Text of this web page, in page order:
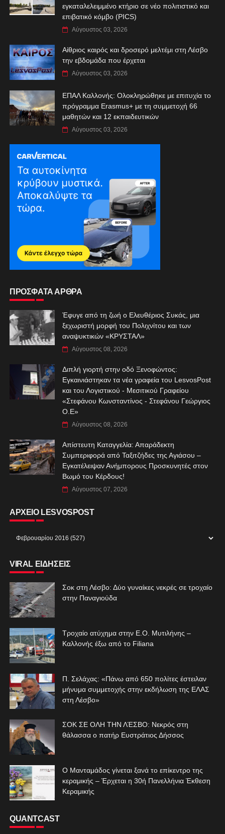
εγκαταλελειμμένο κτήριο σε νέο πολιτιστικό και
επιβατικό κόμβο (PICS)
Αύγουστος 03, 2026
Αίθριος καιρός και δροσερό μελτέμι στη Λέσβο
την εβδομάδα που έρχεται
Αύγουστος 03, 2026
ΕΠΑΛ Καλλονής: Ολοκληρώθηκε με επιτυχία το
πρόγραμμα Erasmus+ με τη συμμετοχή 66
μαθητών και 12 εκπαιδευτικών
Αύγουστος 03, 2026
ΠΡΟΣΦΑΤΑ ΑΡΘΡΑ
Έφυγε από τη ζωή ο Ελευθέριος Συκάς, μια
ξεχωριστή μορφή του Πολιχνίτου και των
αναψυκτικών «ΚΡΥΣΤΑΛ»
Αύγουστος 08, 2026
Διπλή γιορτή στην οδό Ξενοφώντος:
Εγκαινιάστηκαν τα νέα γραφεία του LesvosPost
και του Λογιστικού - Μεσιτικού Γραφείου
«Στεφάνου Κωνσταντίνος - Στεφάνου Γεώργιος
Ο.Ε»
Αύγουστος 08, 2026
Απίστευτη Καταγγελία: Απαράδεκτη
Συμπεριφορά από Ταξιτζήδες της Αγιάσου –
Εγκατέλειψαν Ανήμπορους Προσκυνητές στον
Βωμό του Κέρδους!
Αύγουστος 07, 2026
ΑΡΧΕΙΟ LESVOSPOST
VIRAL ΕΙΔΗΣΕΙΣ
Σοκ στη Λέσβο: Δύο γυναίκες νεκρές σε τροχαίο
στην Παναγιούδα
Τροχαίο ατύχημα στην Ε.Ο. Μυτιλήνης –
Καλλονής έξω από το Filiana
Π. Σελάχας: «Πάνω από 650 πολίτες έστειλαν
μήνυμα συμμετοχής στην εκδήλωση της ΕΛΑΣ
στη Λέσβο»
ΣΟΚ ΣΕ ΟΛΗ ΤΗΝ ΛΈΣΒΟ: Νεκρός στη
θάλασσα ο πατήρ Ευστράτιος Δήσσος
Ο Μανταμάδος γίνεται ξανά το επίκεντρο της
κεραμικής – Έρχεται η 30ή Πανελλήνια Έκθεση
Κεραμικής
QUANTCAST